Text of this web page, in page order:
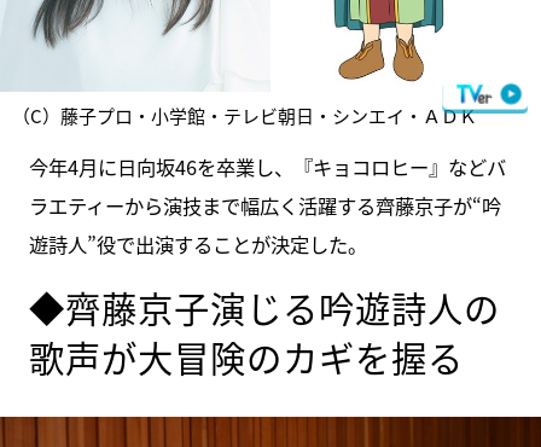
（C）藤子プロ・小学館・テレビ朝日・シンエイ・ＡＤＫ
今年4月に日向坂46を卒業し、『キョコロヒー』などバ
ラエティーから演技まで幅広く活躍する齊藤京子が“吟
遊詩人”役で出演することが決定した。
◆齊藤京子演じる吟遊詩人の
歌声が大冒険のカギを握る